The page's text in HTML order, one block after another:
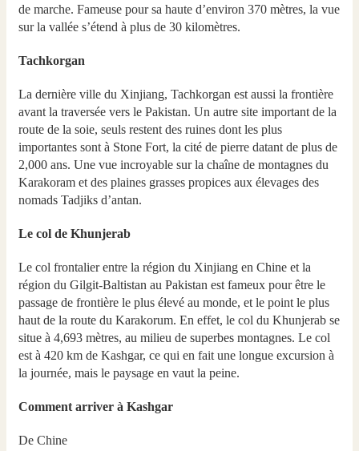
de marche. Fameuse pour sa haute d’environ 370 mètres, la vue
sur la vallée s’étend à plus de 30 kilomètres.
Tachkorgan
La dernière ville du Xinjiang, Tachkorgan est aussi la frontière
avant la traversée vers le Pakistan. Un autre site important de la
route de la soie, seuls restent des ruines dont les plus
importantes sont à Stone Fort, la cité de pierre datant de plus de
2,000 ans. Une vue incroyable sur la chaîne de montagnes du
Karakoram et des plaines grasses propices aux élevages des
nomads Tadjiks d’antan.
Le col de Khunjerab
Le col frontalier entre la région du Xinjiang en Chine et la
région du Gilgit-Baltistan au Pakistan est fameux pour être le
passage de frontière le plus élevé au monde, et le point le plus
haut de la route du Karakorum. En effet, le col du Khunjerab se
situe à 4,693 mètres, au milieu de superbes montagnes. Le col
est à 420 km de Kashgar, ce qui en fait une longue excursion à
la journée, mais le paysage en vaut la peine.
Comment arriver à Kashgar
De Chine